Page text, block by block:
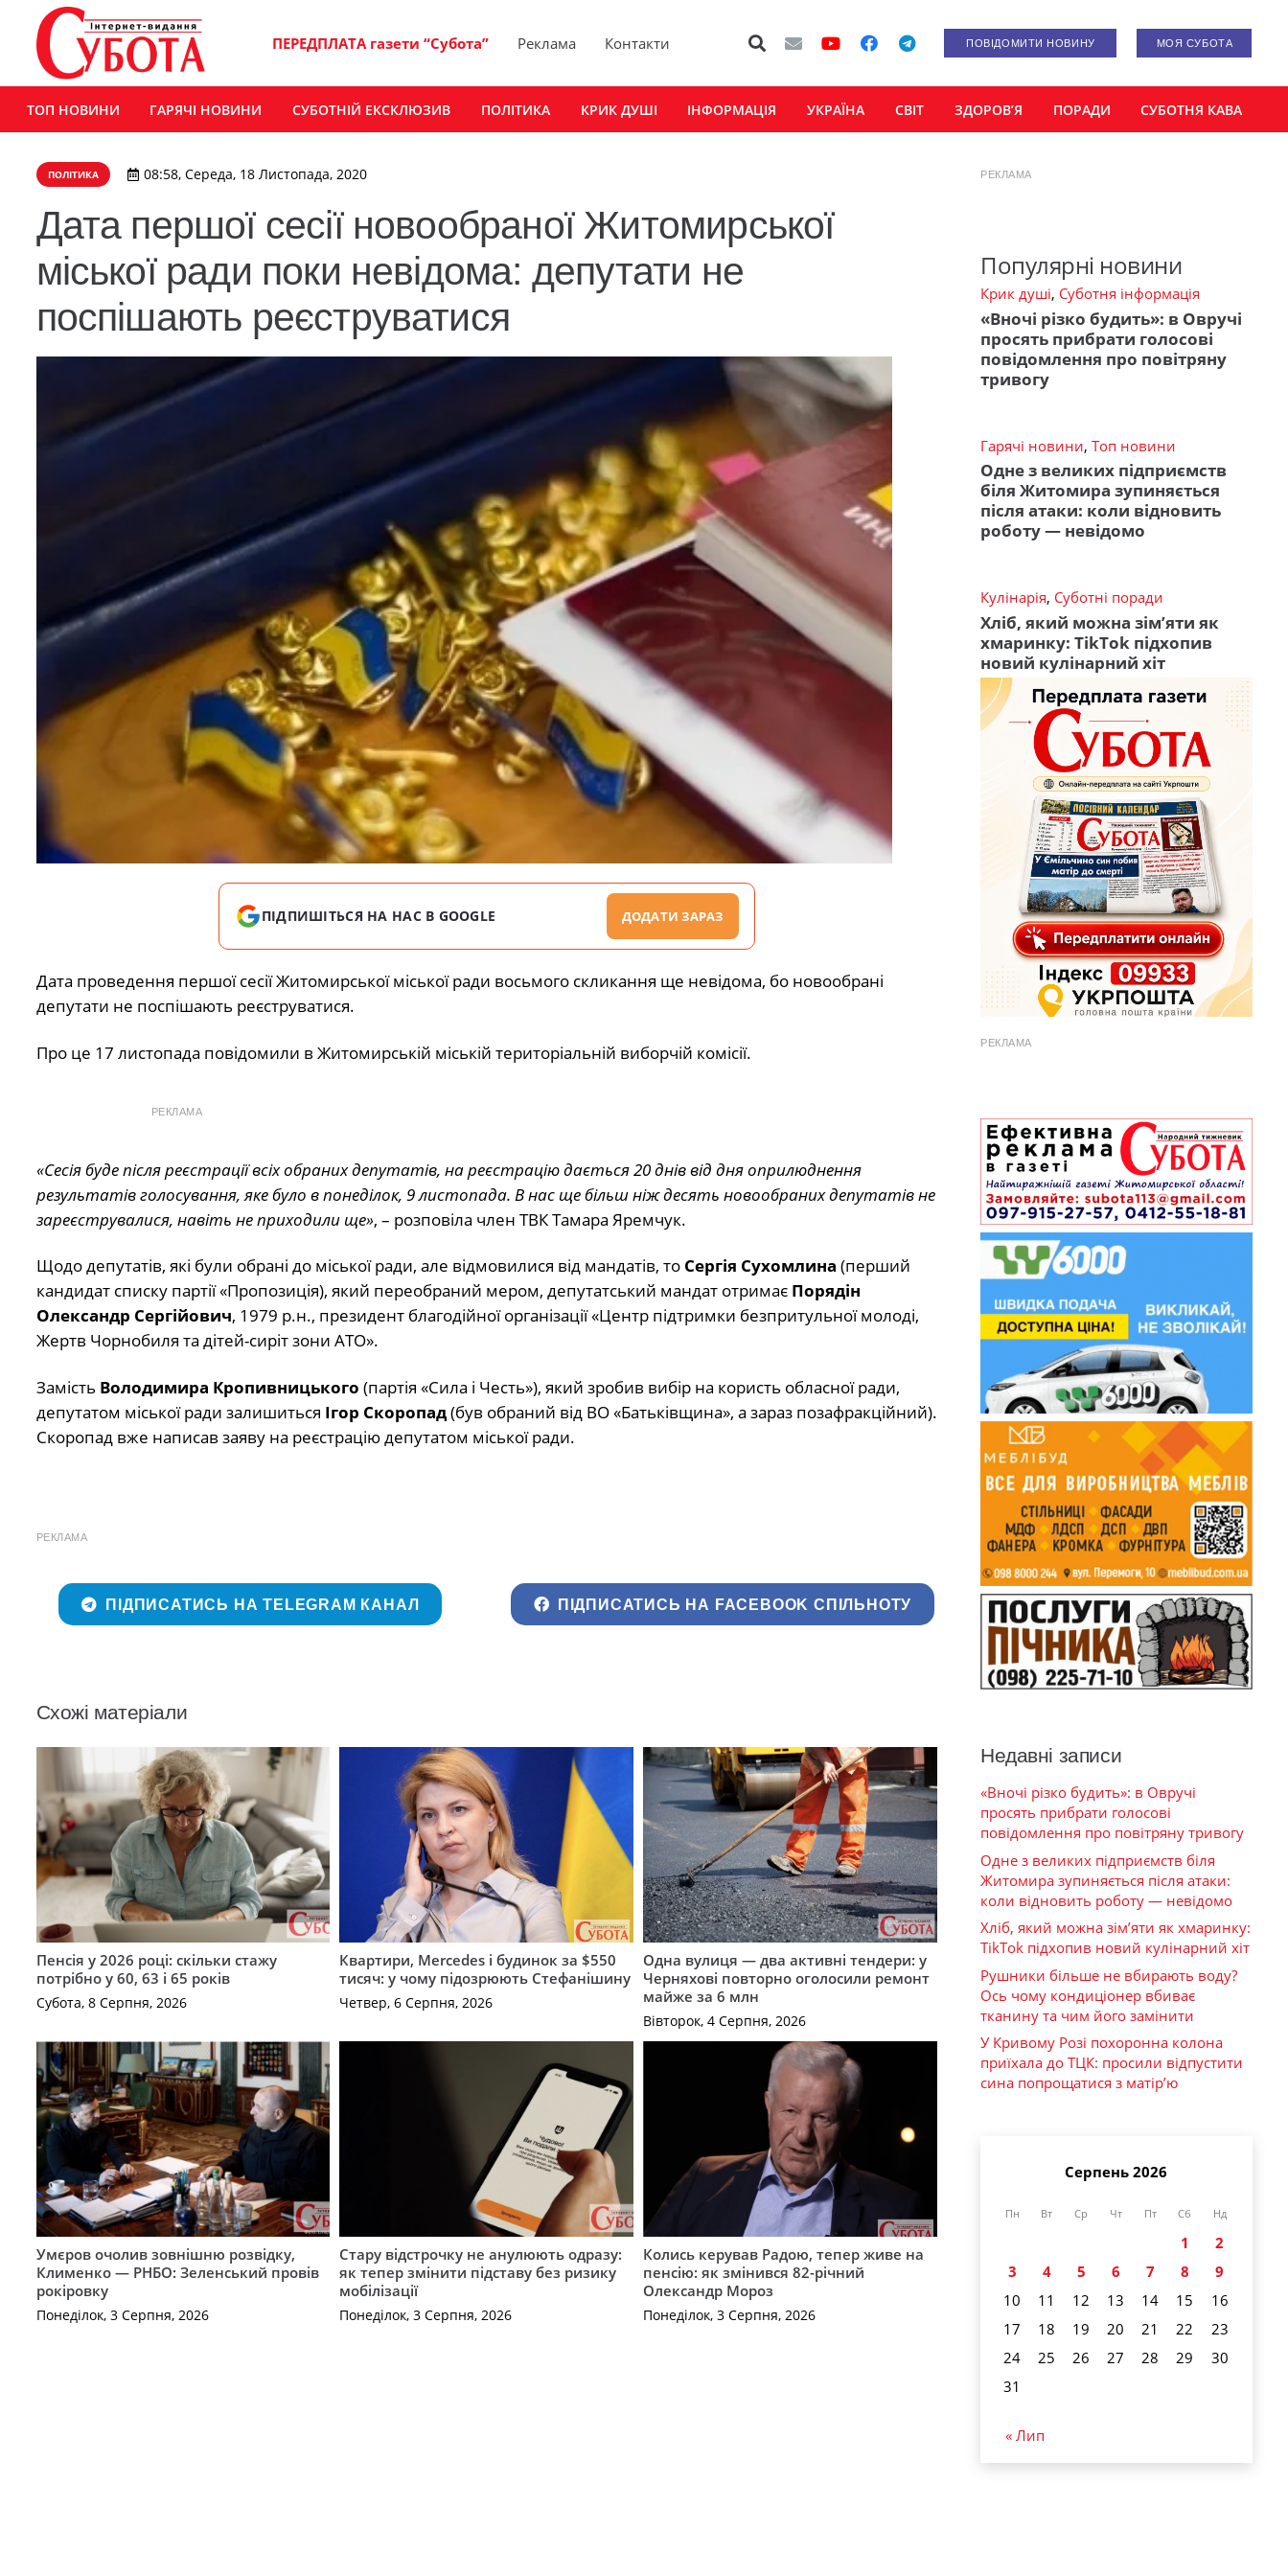
ПЕРЕДПЛАТА газети “Субота” Реклама Контакти ПОВІДОМИТИ НОВИНУ МОЯ СУБОТА
ТОП НОВИНИ ГАРЯЧІ НОВИНИ СУБОТНІЙ ЕКСКЛЮЗИВ ПОЛІТИКА КРИК ДУШІ ІНФОРМАЦІЯ УКРАЇНА СВІТ ЗДОРОВ’Я ПОРАДИ СУБОТНЯ КАВА
ПОЛІТИКА 08:58, Середа, 18 Листопада, 2020
Дата першої сесії новообраної Житомирської
міської ради поки невідома: депутати не
поспішають реєструватися
ПІДПИШІТЬСЯ НА НАС В GOOGLE ДОДАТИ ЗАРАЗ
Дата проведення першої сесії Житомирської міської ради восьмого скликання ще невідома, бо новообрані
депутати не поспішають реєструватися.
Про це 17 листопада повідомили в Житомирській міській територіальній виборчій комісії.
РЕКЛАМА
«Сесія буде після реєстрації всіх обраних депутатів, на реєстрацію дається 20 днів від дня оприлюднення
результатів голосування, яке було в понеділок, 9 листопада. В нас ще більш ніж десять новообраних депутатів не
зареєструвалися, навіть не приходили ще», – розповіла член ТВК Тамара Яремчук.
Щодо депутатів, які були обрані до міської ради, але відмовилися від мандатів, то Сергія Сухомлина (перший
кандидат списку партії «Пропозиція), який переобраний мером, депутатський мандат отримає Порядін
Олександр Сергійович, 1979 р.н., президент благодійної організації «Центр підтримки безпритульної молоді,
Жертв Чорнобиля та дітей-сиріт зони АТО».
Замість Володимира Кропивницького (партія «Сила і Честь»), який зробив вибір на користь обласної ради,
депутатом міської ради залишиться Ігор Скоропад(був обраний від ВО «Батьківщина», а зараз позафракційний).
Скоропад вже написав заяву на реєстрацію депутатом міської ради.
РЕКЛАМА
ПІДПИСАТИСЬ НА TELEGRAM КАНАЛ ПІДПИСАТИСЬ НА FACEBOOK СПІЛЬНОТУ
Схожі матеріали
Пенсія у 2026 році: скільки стажу
потрібно у 60, 63 і 65 років
Субота, 8 Серпня, 2026
Квартири, Mercedes і будинок за $550
тисяч: у чому підозрюють Стефанішину
Четвер, 6 Серпня, 2026
Одна вулиця — два активні тендери: у
Черняхові повторно оголосили ремонт
майже за 6 млн
Вівторок, 4 Серпня, 2026
Умєров очолив зовнішню розвідку,
Клименко — РНБО: Зеленський провів
рокіровку
Понеділок, 3 Серпня, 2026
Стару відстрочку не анулюють одразу:
як тепер змінити підставу без ризику
мобілізації
Понеділок, 3 Серпня, 2026
Колись керував Радою, тепер живе на
пенсію: як змінився 82-річний
Олександр Мороз
Понеділок, 3 Серпня, 2026
РЕКЛАМА
Популярні новини
Крик душі, Суботня інформація
«Вночі різко будить»: в Овручі
просять прибрати голосові
повідомлення про повітряну
тривогу
Гарячі новини, Топ новини
Одне з великих підприємств
біля Житомира зупиняється
після атаки: коли відновить
роботу — невідомо
Кулінарія, Суботні поради
Хліб, який можна зім’яти як
хмаринку: TikTok підхопив
новий кулінарний хіт
РЕКЛАМА
Недавні записи
«Вночі різко будить»: в Овручі
просять прибрати голосові
повідомлення про повітряну тривогу
Одне з великих підприємств біля
Житомира зупиняється після атаки:
коли відновить роботу — невідомо
Хліб, який можна зім’яти як хмаринку:
TikTok підхопив новий кулінарний хіт
Рушники більше не вбирають воду?
Ось чому кондиціонер вбиває
тканину та чим його замінити
У Кривому Розі похоронна колона
приїхала до ТЦК: просили відпустити
сина попрощатися з матір’ю
Серпень 2026
Пн Вт Ср Чт Пт Сб Нд
1
2
3
4 5 6 7 8
9
10
11 12 13 14 15
16
17
18 19 20 21 22
23
24
25 26 27 28 29
30
31
« Лип